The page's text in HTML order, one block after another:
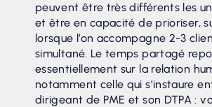
peuvent être très différents les
et être en capacité de prioriser,
lorsque l’on accompagne 2-3
simultané. Le temps partagé
essentiellement sur la relation
notamment celle qui s’instaure
dirigeant de PME et son DTPA :